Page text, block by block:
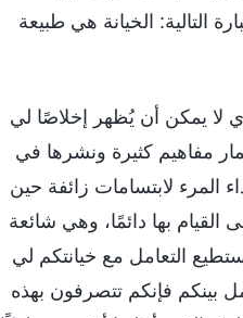
التالية: الخيانة هي طبيعة
لا يمكن أن يُظهر إخلاصًا لي
مفاهيم كثيرة ونشرها في
المرء لابتسامات زائفة حين
القيام بها دائمًا، وهي شائعة
التعامل مع خيانتكم لي
بينكم فإنكم تتصرفون بهذه